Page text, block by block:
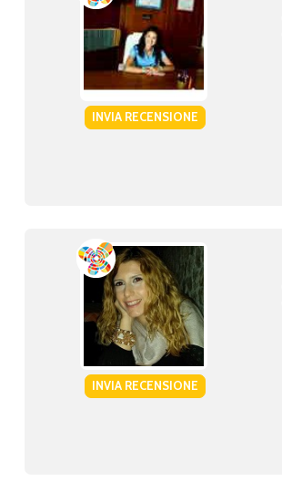
INVIA RECENSIONE
INVIA RECENSIONE